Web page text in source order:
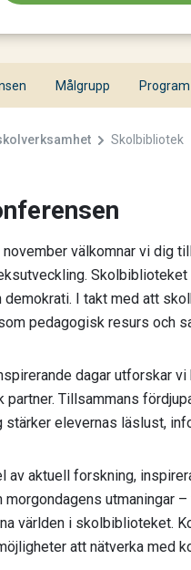
Målgrupp Program
Skolbibliotek
november välkomnar vi dig
demokrati. I takt med att
pedagogisk resurs och
dagar utforskar
partner. Tillsammans
stärker elevernas läslust,
av aktuell forskning,
morgondagens utmaningar
världen i skolbiblioteket.
att nätverka med